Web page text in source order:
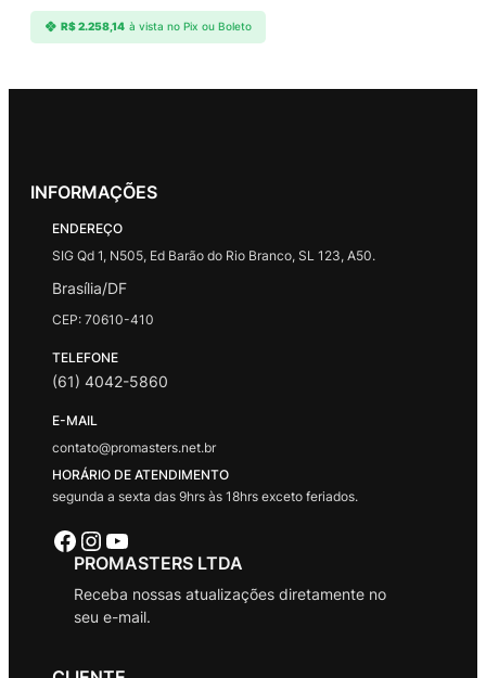
R$2.258,14 à vista no Pix ou Boleto
INFORMAÇÕES
ENDEREÇO
SIG Qd 1, N505, Ed Barão do Rio Branco, SL 123, A50.
Brasília/DF
CEP: 70610-410
TELEFONE
(61) 4042-5860
E-MAIL
contato@promasters.net.br
HORÁRIO DE ATENDIMENTO
segunda a sexta das 9hrs às 18hrs exceto feriados.
Facebook Instagram Youtube
PROMASTERS LTDA
Receba nossas atualizações diretamente no
seu e-mail.